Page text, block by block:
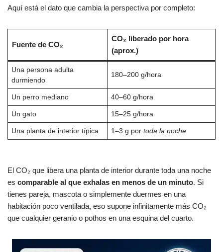
Aquí está el dato que cambia la perspectiva por completo:
Fuente de CO₂
CO₂ liberado por hora
(aprox.)
Una persona adulta
durmiendo
180–200 g/hora
Un perro mediano 40–60 g/hora
Un gato 15–25 g/hora
Una planta de interior típica 1–3 g por toda la noche
El CO₂ que libera una planta de interior durante toda una noche
es comparable al que exhalas en menos de un minuto. Si
tienes pareja, mascota o simplemente duermes en una
habitación poco ventilada, eso supone infinitamente más CO₂
que cualquier geranio o pothos en una esquina del cuarto.